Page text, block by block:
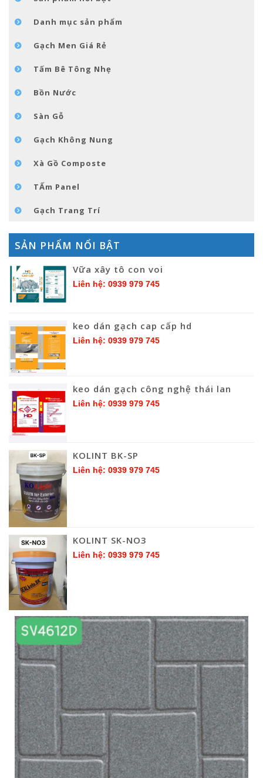
LIÊN HỆDanh mục sản phẩm
Gạch Men Giá Rẻ
Tấm Bê Tông Nhẹ
Bồn Nước
Sàn Gỗ
Gạch Không Nung
Xà Gồ Composte
TẤm Panel
Gạch Trang Trí
SẢN PHẨM NỔI BẬT
Vữa xây tô con voi
Liên hệ: 0939 979 745
keo dán gạch cap cấp hd
Liên hệ: 0939 979 745
keo dán gạch công nghệ thái lan
Liên hệ: 0939 979 745
KOLINT BK-SP
Liên hệ: 0939 979 745
KOLINT SK-NO3
Liên hệ: 0939 979 745